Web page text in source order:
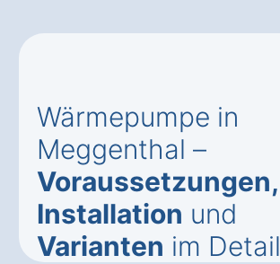
Wärmepumpe in
Meggenthal –
Voraussetzungen,
Installation und
Varianten im Detail